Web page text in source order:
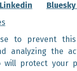
Linkedin
Bluesky
to prevent
analyzing the
will protect your